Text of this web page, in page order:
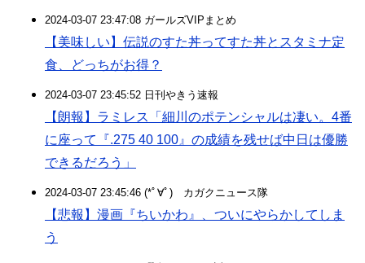
2024-03-07 23:47:08 ガールズVIPまとめ
【美味しい】伝説のすた丼ってすた丼とスタミナ定
食、どっちがお得？
2024-03-07 23:45:52 日刊やきう速報
【朗報】ラミレス「細川のポテンシャルは凄い。4番
に座って『.275 40 100』の成績を残せば中日は優勝
できるだろう」
2024-03-07 23:45:46 (*ﾟ∀ﾟ)ゞカガクニュース隊
【悲報】漫画『ちいかわ』、ついにやらかしてしま
う